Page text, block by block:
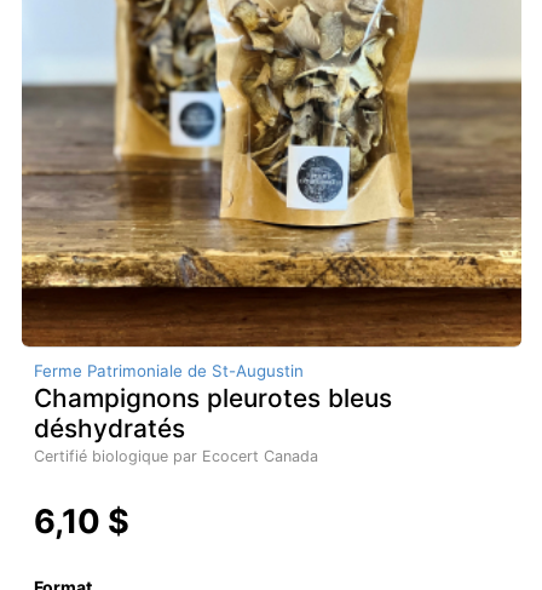
Ferme Patrimoniale de St-Augustin
Champignons pleurotes bleus
déshydratés
Certifié biologique par Ecocert Canada
6,10 $